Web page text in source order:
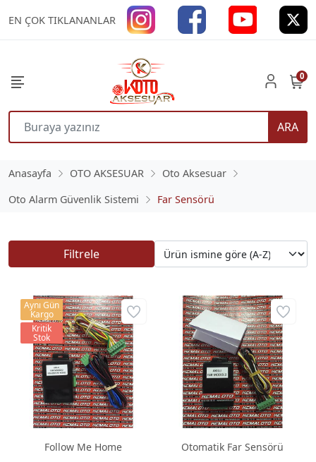
EN ÇOK TIKLANANLAR
ARA
0
Anasayfa OTO AKSESUAR
Oto Aksesuar
Oto Alarm Güvenlik Sistemi
Far Sensörü
Filtrele
Follow Me Home
Aynı Gün
Kargo
Kritik
Stok
Otomatik Far Sensörü